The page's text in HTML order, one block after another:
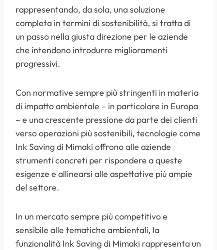
rappresentando, da sola, una soluzione
completa in termini di sostenibilità, si tratta di
un passo nella giusta direzione per le aziende
che intendono introdurre miglioramenti
progressivi.
Con normative sempre più stringenti in materia
di impatto ambientale – in particolare in Europa
– e una crescente pressione da parte dei clienti
verso operazioni più sostenibili, tecnologie come
Ink Saving di Mimaki offrono alle aziende
strumenti concreti per rispondere a queste
esigenze e allinearsi alle aspettative più ampie
del settore.
In un mercato sempre più competitivo e
sensibile alle tematiche ambientali, la
funzionalità Ink Saving di Mimaki rappresenta un